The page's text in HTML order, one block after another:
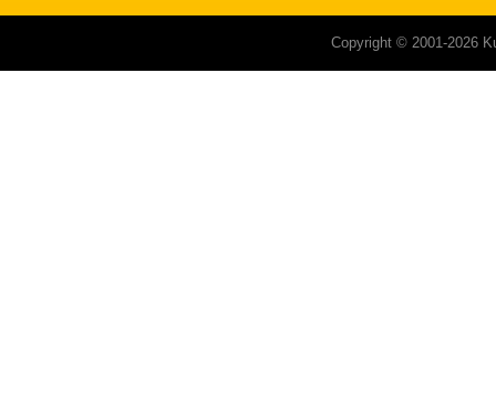
Copyright © 2001-2026